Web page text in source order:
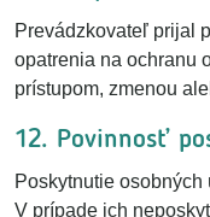
Prevádzkovateľ prijal
opatrenia na ochranu
prístupom, zmenou
12. Povinnosť
Poskytnutie
V prípade ich